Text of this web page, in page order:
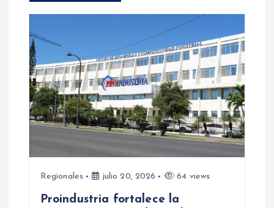
ó
n
d
e
e
n
Regionales julio 20, 2026 64 views
Proindustria fortalece la